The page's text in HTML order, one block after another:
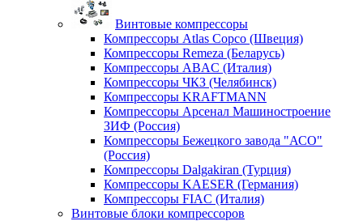
Винтовые компрессоры
Компрессоры Atlas Copco (Швеция)
Компрессоры Remeza (Беларусь)
Компрессоры ABAC (Италия)
Компрессоры ЧКЗ (Челябинск)
Компрессоры KRAFTMANN
Компрессоры Арсенал Машиностроение
ЗИФ (Россия)
Компрессоры Бежецкого завода "АСО"
(Россия)
Компрессоры Dalgakiran (Турция)
Компрессоры KAESER (Германия)
Компрессоры FIAC (Италия)
Винтовые блоки компрессоров